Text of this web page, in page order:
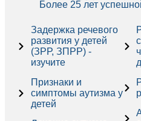
Более 25 лет
Задержка речевого
развития у детей
(ЗРР, ЗПРР) -
изучите
Признаки и
симптомы аутизма у
детей